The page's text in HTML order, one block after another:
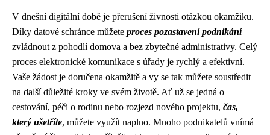
V dnešní digitální době je přerušení živnosti otázkou okamžiku.
Díky datové schránce můžete proces pozastavení podnikání
zvládnout z pohodlí domova a bez zbytečné administrativy. Celý
proces elektronické komunikace s úřady je rychlý a efektivní.
Vaše žádost je doručena okamžitě a vy se tak můžete soustředit
na další důležité kroky ve svém životě. Ať už se jedná o
cestování, péči o rodinu nebo rozjezd nového projektu, čas,
který ušetříte, můžete využít naplno. Mnoho podnikatelů vnímá